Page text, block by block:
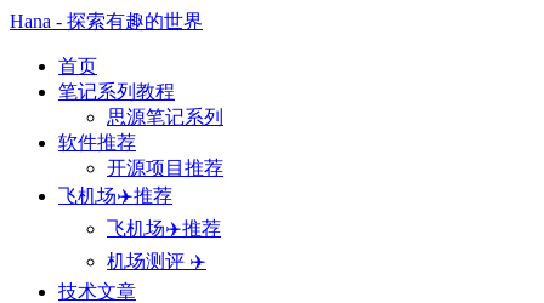
Hana - 探索有趣的世界
首页
笔记系列教程
思源笔记系列
软件推荐
开源项目推荐
飞机场✈️推荐
飞机场✈️推荐
机场测评 ✈️
技术文章